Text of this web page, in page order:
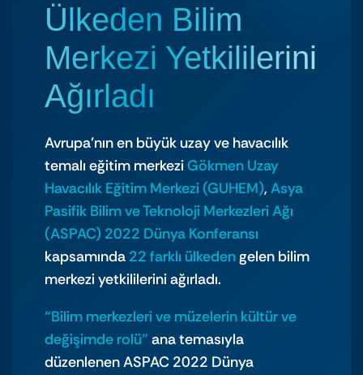
Ülkeden Bilim
Merkezi Yetkililerini
Ağırladı
Avrupa’nın en büyük uzay ve havacılık
temalı eğitim merkezi Gökmen Uzay
Havacılık Eğitim Merkezi (GUHEM), Asya
Pasifik Bilim ve Teknoloji Merkezleri Ağı
(ASPAC) 2022 Dünya Konferansı
kapsamında 22 farklı ülkedengelen bilim
merkezi yetkililerini ağırladı.
“Bilim merkezleri ve müzelerin kültür ve
değişimde rolü” ana temasıyla
düzenlenen ASPAC 2022 Dünya